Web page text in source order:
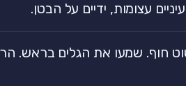
עצומות, ידיים על הבטן.
חוף. שמעו את הגלים בראש.